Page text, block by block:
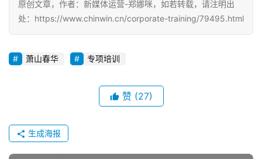
原创文章，作者：新媒体运营-郑娜咪，如若转载，请注明出
处：https://www.chinwin.cn/corporate-training/79495.html
萧山春华 专项培训
赞 (27)
生成海报